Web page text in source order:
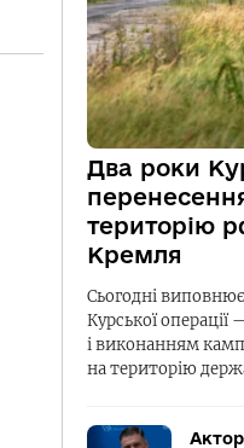
Два роки
територію
Кремля
Сьогодні
Курської
і виконанням
на територію